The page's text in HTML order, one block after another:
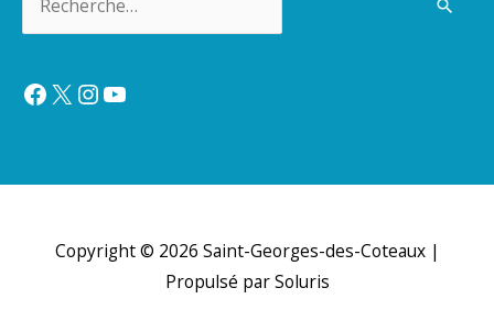
Facebook
X Instagram
YouTube
Copyright © 2026 Saint-Georges-des-Coteaux|
Propulsé par Soluris